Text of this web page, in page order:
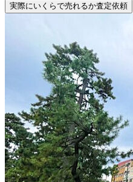
実際にいくらで売れるか査定依頼